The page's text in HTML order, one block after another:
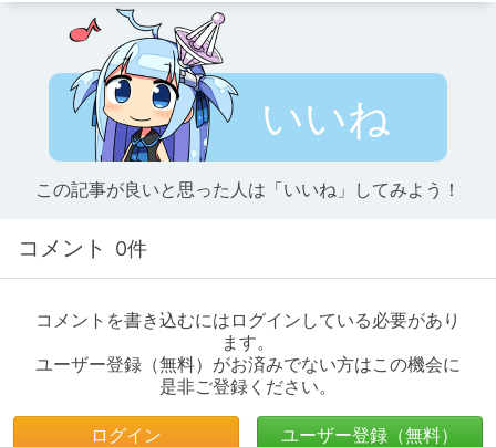
いいね
この記事が良いと思った人は「いいね」してみよう！
コメント 0件
コメントを書き込むにはログインしている必要があり
ます。
ユーザー登録（無料）がお済みでない方はこの機会に
是非ご登録ください。
ログイン ユーザー登録（無料）